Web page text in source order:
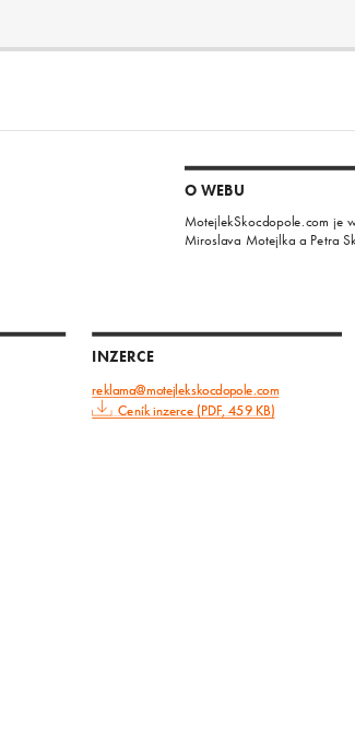
O WEBU
MotejlekSkocdopole.com je
Miroslava Motejlka a Petra
INZERCE
reklama@motejlekskocdopole.com
Ceník inzerce (PDF, 459 KB)